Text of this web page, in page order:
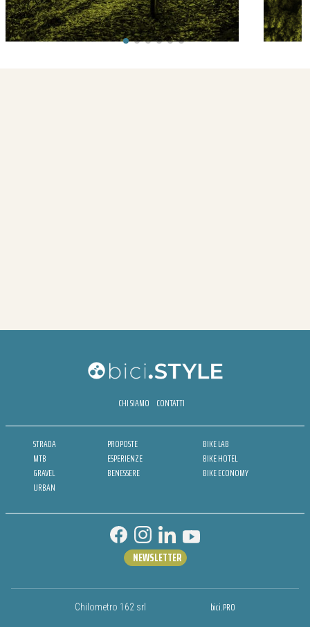
CHI SIAMO CONTATTI
STRADA
MTB
GRAVEL
URBAN
PROPOSTE
ESPERIENZE
BENESSERE
BIKE LAB
BIKE HOTEL
BIKE ECONOMY
Chilometro 162 srl bici.PRO
NEWSLETTER